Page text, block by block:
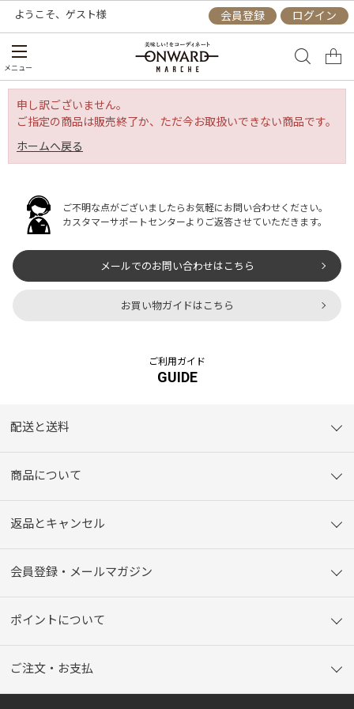
ようこそ、 ゲスト様 会員登録 ログイン
メニュー
申し訳ございません。
ご指定の商品は販売終了か、ただ今お取扱いできない商品です。
ホームへ戻る
ご不明な点がございましたらお気軽にお問い合わせください。
カスタマーサポートセンターよりご返答させていただきます。
メールでのお問い合わせはこちら
お買い物ガイドはこちら
ご利用ガイド
GUIDE
配送と送料
商品について
返品とキャンセル
会員登録・メールマガジン
ポイントについて
ご注文・お支払